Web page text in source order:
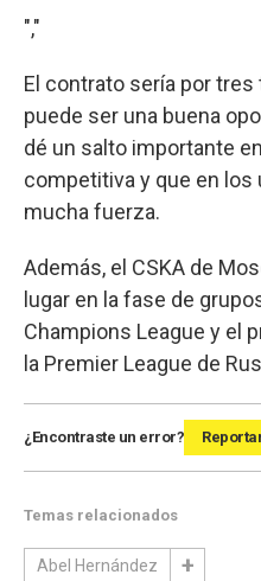
","
El contrato sería por
puede ser una buena
dé un salto importante
competitiva y que en
mucha fuerza.
Además, el CSKA de
lugar en la fase de
Champions League y el
la Premier League de
¿Encontraste un error?
Temas relacionados
Abel Hernández